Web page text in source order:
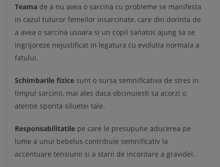
Teama de a nu avea o sarcina cu probleme se manifesta
in cazul tuturor femeilor insarcinate, care din dorinta de
a avea o sarcina usoara si un copil sanatos ajung sa se
ingrijoreze nejustificat in legatura cu evolutia normala a
fatului.
Schimbarile fizice sunt o sursa semnificativa de stres in
timpul sarcinii, mai ales daca obisnuiesti sa acorzi o
atentie sporita siluetei tale.
Responsabilitatile pe care le presupune aducerea pe
lume a unui bebelus contribuie semnificativ la
accentuare tensiunii si a starii de incordare a gravidei.